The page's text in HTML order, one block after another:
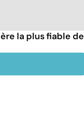
la plus fiable de